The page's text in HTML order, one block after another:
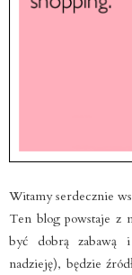
Witamy serdecznie
Ten blog powstaje z
być dobrą zabawą
nadzieję), będzie